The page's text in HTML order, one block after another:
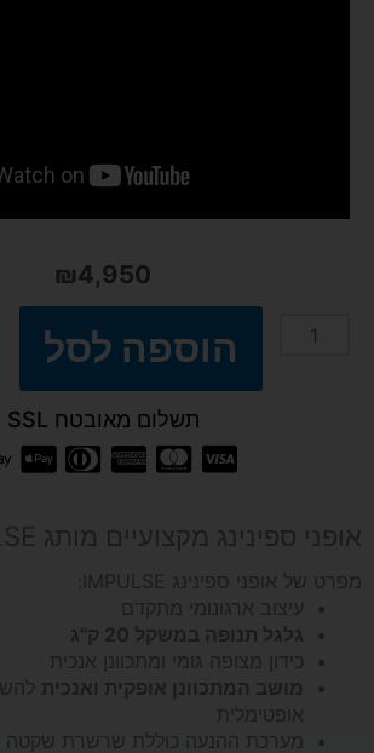
₪4,950
כמות
מקצועיים
IMPULSE
PS300E
הוספה לסל
תשלום מאובטח SSL
אופני ספינינג מקצועיים מותג IMPULSE
מפרט של אופני ספינינג IMPULSE:
עיצוב ארגונומי מתקדם
גלגל תנופה במשקל 20 ק"ג
כידון מצופה גומי ומתכוונן אנכית
מושב המתכוונן אופקית ואנכית
אופטימלית
מערכת ההנעה כוללת שרשרת שקטה